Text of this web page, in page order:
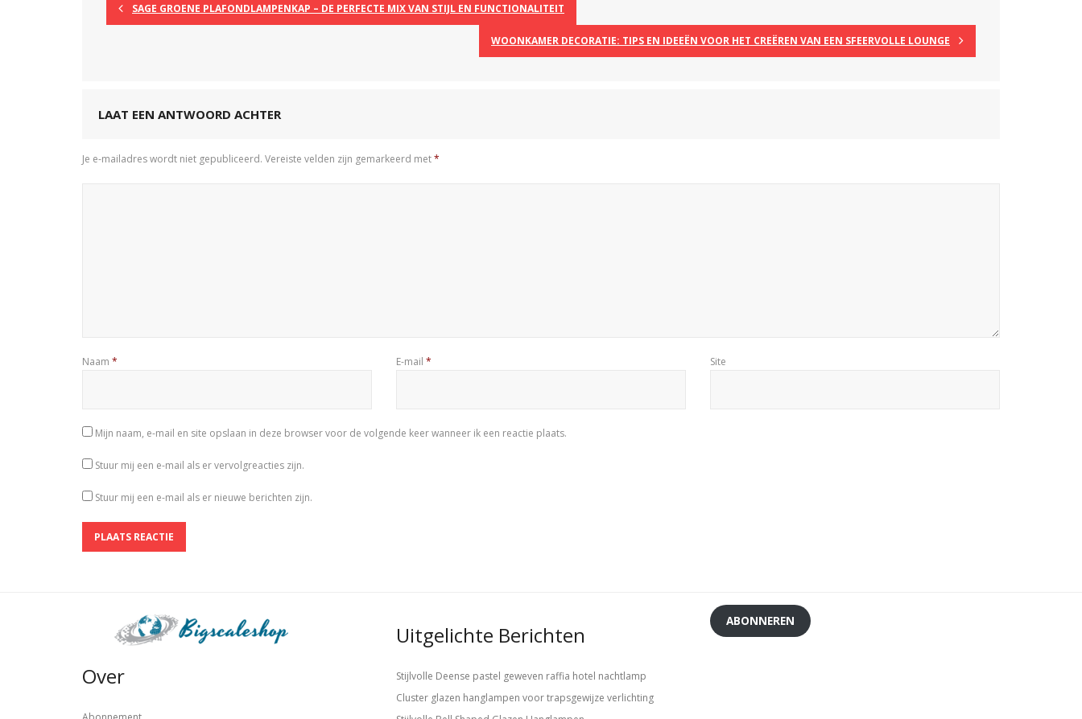
SAGE GROENE PLAFONDLAMPENKAP – DE PERFECTE MIX VAN STIJL EN FUNCTIONALITEIT
WOONKAMER DECORATIE: TIPS EN IDEEËN VOOR HET CREËREN VAN EEN SFEERVOLLE LOUNGE
LAAT EEN ANTWOORD ACHTER
Je e-mailadres wordt niet gepubliceerd. Vereiste velden zijn gemarkeerd met*
Naam * E-mail * Site
Mijn naam, e-mail en site opslaan in deze browser voor de volgende keer wanneer ik een reactie plaats.
Stuur mij een e-mail als er vervolgreacties zijn.
Stuur mij een e-mail als er nieuwe berichten zijn.
Over
Uitgelichte Berichten
Stijlvolle Deense pastel geweven raffia hotel nachtlamp
Cluster glazen hanglampen voor trapsgewijze verlichting
ABONNEREN